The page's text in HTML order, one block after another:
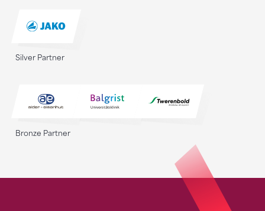
Silver Partner
Bronze Partner